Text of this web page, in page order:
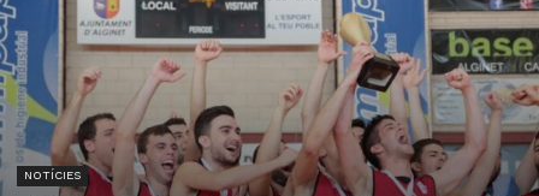
NOTÍCIES